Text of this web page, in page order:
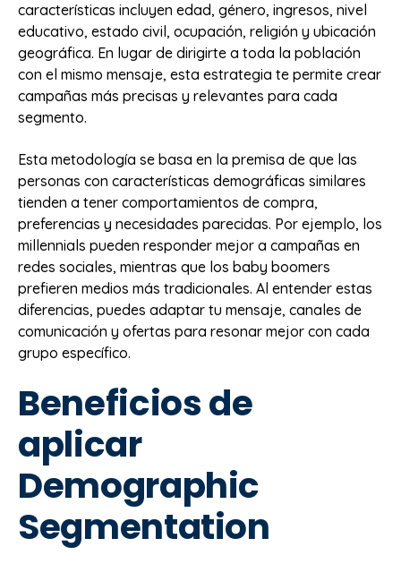
características incluyen edad, género, ingresos, nivel
educativo, estado civil, ocupación, religión y ubicación
geográfica. En lugar de dirigirte a toda la población
con el mismo mensaje, esta estrategia te permite crear
campañas más precisas y relevantes para cada
segmento.
Esta metodología se basa en la premisa de que las
personas con características demográficas similares
tienden a tener comportamientos de compra,
preferencias y necesidades parecidas. Por ejemplo, los
millennials pueden responder mejor a campañas en
redes sociales, mientras que los baby boomers
prefieren medios más tradicionales. Al entender estas
diferencias, puedes adaptar tu mensaje, canales de
comunicación y ofertas para resonar mejor con cada
grupo específico.
Beneficios de
aplicar
Demographic
Segmentation